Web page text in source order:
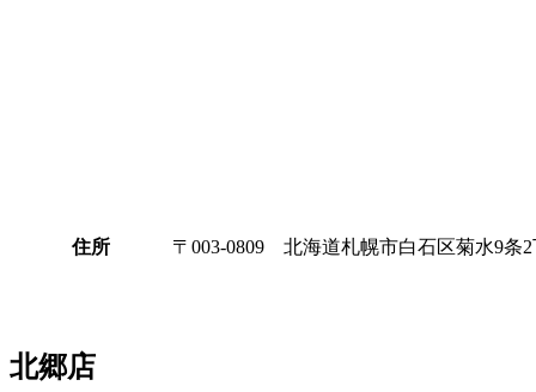
住所 〒003-0809 北海道札幌市白石区菊水9条2
北郷店